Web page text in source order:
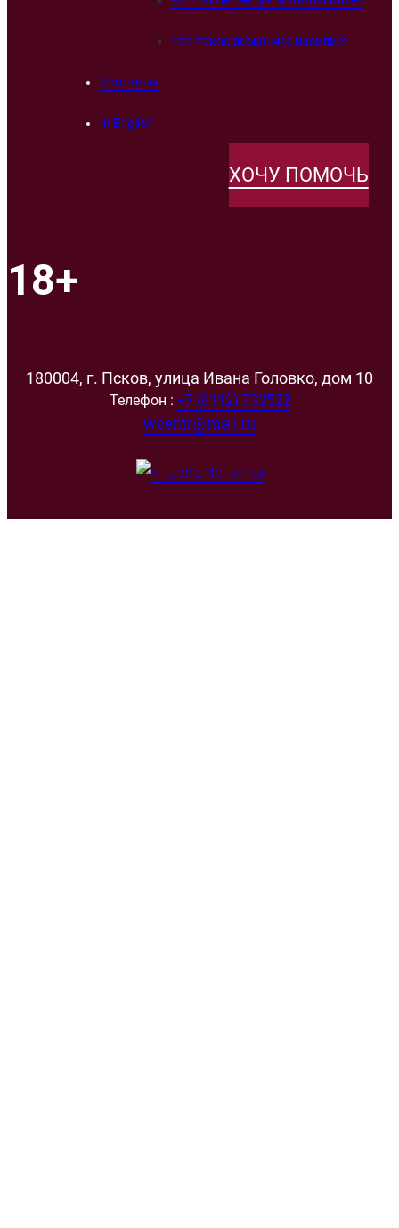
Что такое домашнее насилие?
Контакты
In English
ХОЧУ ПОМОЧЬ
18+
180004, г. Псков, улица Ивана Головко, дом 10
Телефон : +7 (8112) 732522
wcentr@mail.ru